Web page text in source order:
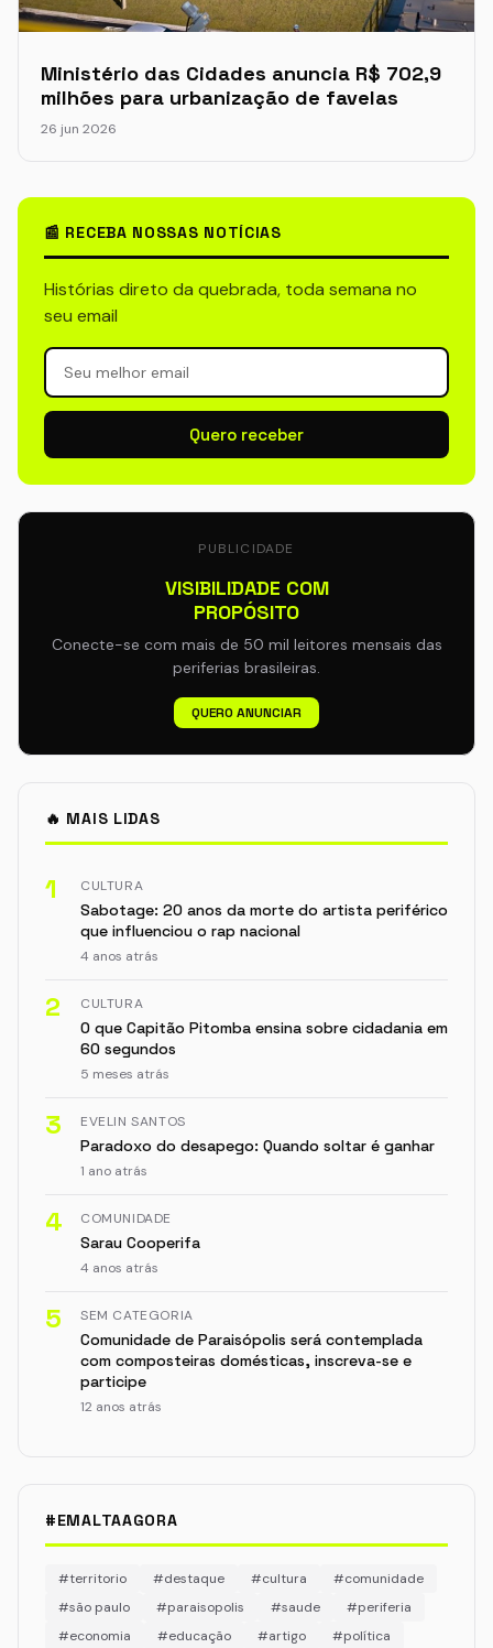
Ministério das Cidades anuncia R$ 702,9
milhões para urbanização de favelas
26 jun 2026
📰 RECEBA NOSSAS NOTÍCIAS
Histórias direto da quebrada, toda semana no
seu email
Quero receber
PUBLICIDADE
VISIBILIDADE COM
PROPÓSITO
Conecte-se com mais de 50 mil leitores mensais das
periferias brasileiras.
QUERO ANUNCIAR
🔥 MAIS LIDAS
1 CULTURA
Sabotage: 20 anos da morte do artista periférico
que influenciou o rap nacional
4 anos atrás
2 CULTURA
O que Capitão Pitomba ensina sobre cidadania em
60 segundos
5 meses atrás
3 EVELIN SANTOS
Paradoxo do desapego: Quando soltar é ganhar
1 ano atrás
4 COMUNIDADE
Sarau Cooperifa
4 anos atrás
5 SEM CATEGORIA
Comunidade de Paraisópolis será contemplada
com composteiras domésticas, inscreva-se e
participe
12 anos atrás
#EMALTAAGORA
#territorio #destaque #cultura
#comunidade
#são paulo
#paraisopolis #saude
#periferia
#economia
#educação #artigo
#política